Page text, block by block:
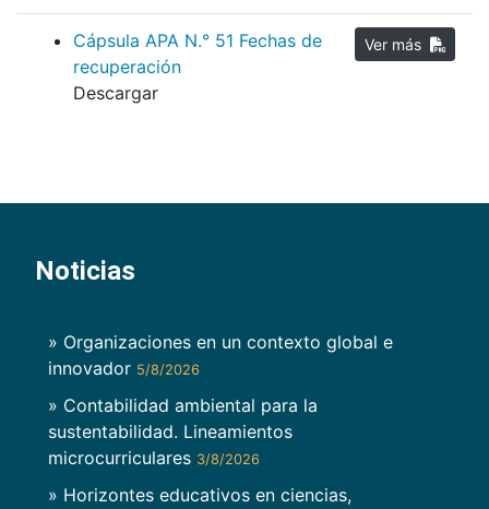
Cápsula APA N.° 51 Fechas de
recuperación
Descargar
Noticias
» Organizaciones en un contexto global e
innovador 5/8/2026
» Contabilidad ambiental para la
sustentabilidad. Lineamientos
microcurriculares 3/8/2026
» Horizontes educativos en ciencias,